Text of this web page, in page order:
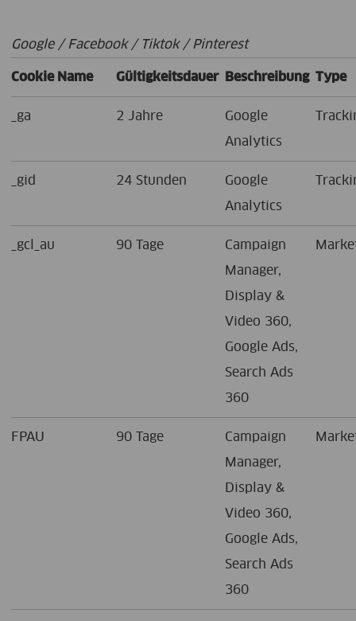
Google / Facebook / Tiktok / Pinterest
Cookie Name Gültigkeitsdauer Beschreibung Type
_ga 2 Jahre
Google
Analytics
_gid 24 Stunden
Google
Analytics
_gcl_au 90 Tage
Campaign
Manager,
Display &
Video 360,
Google Ads,
Search Ads
360
FPAU 90 Tage
Campaign
Manager,
Display &
Video 360,
Google Ads,
Search Ads
360